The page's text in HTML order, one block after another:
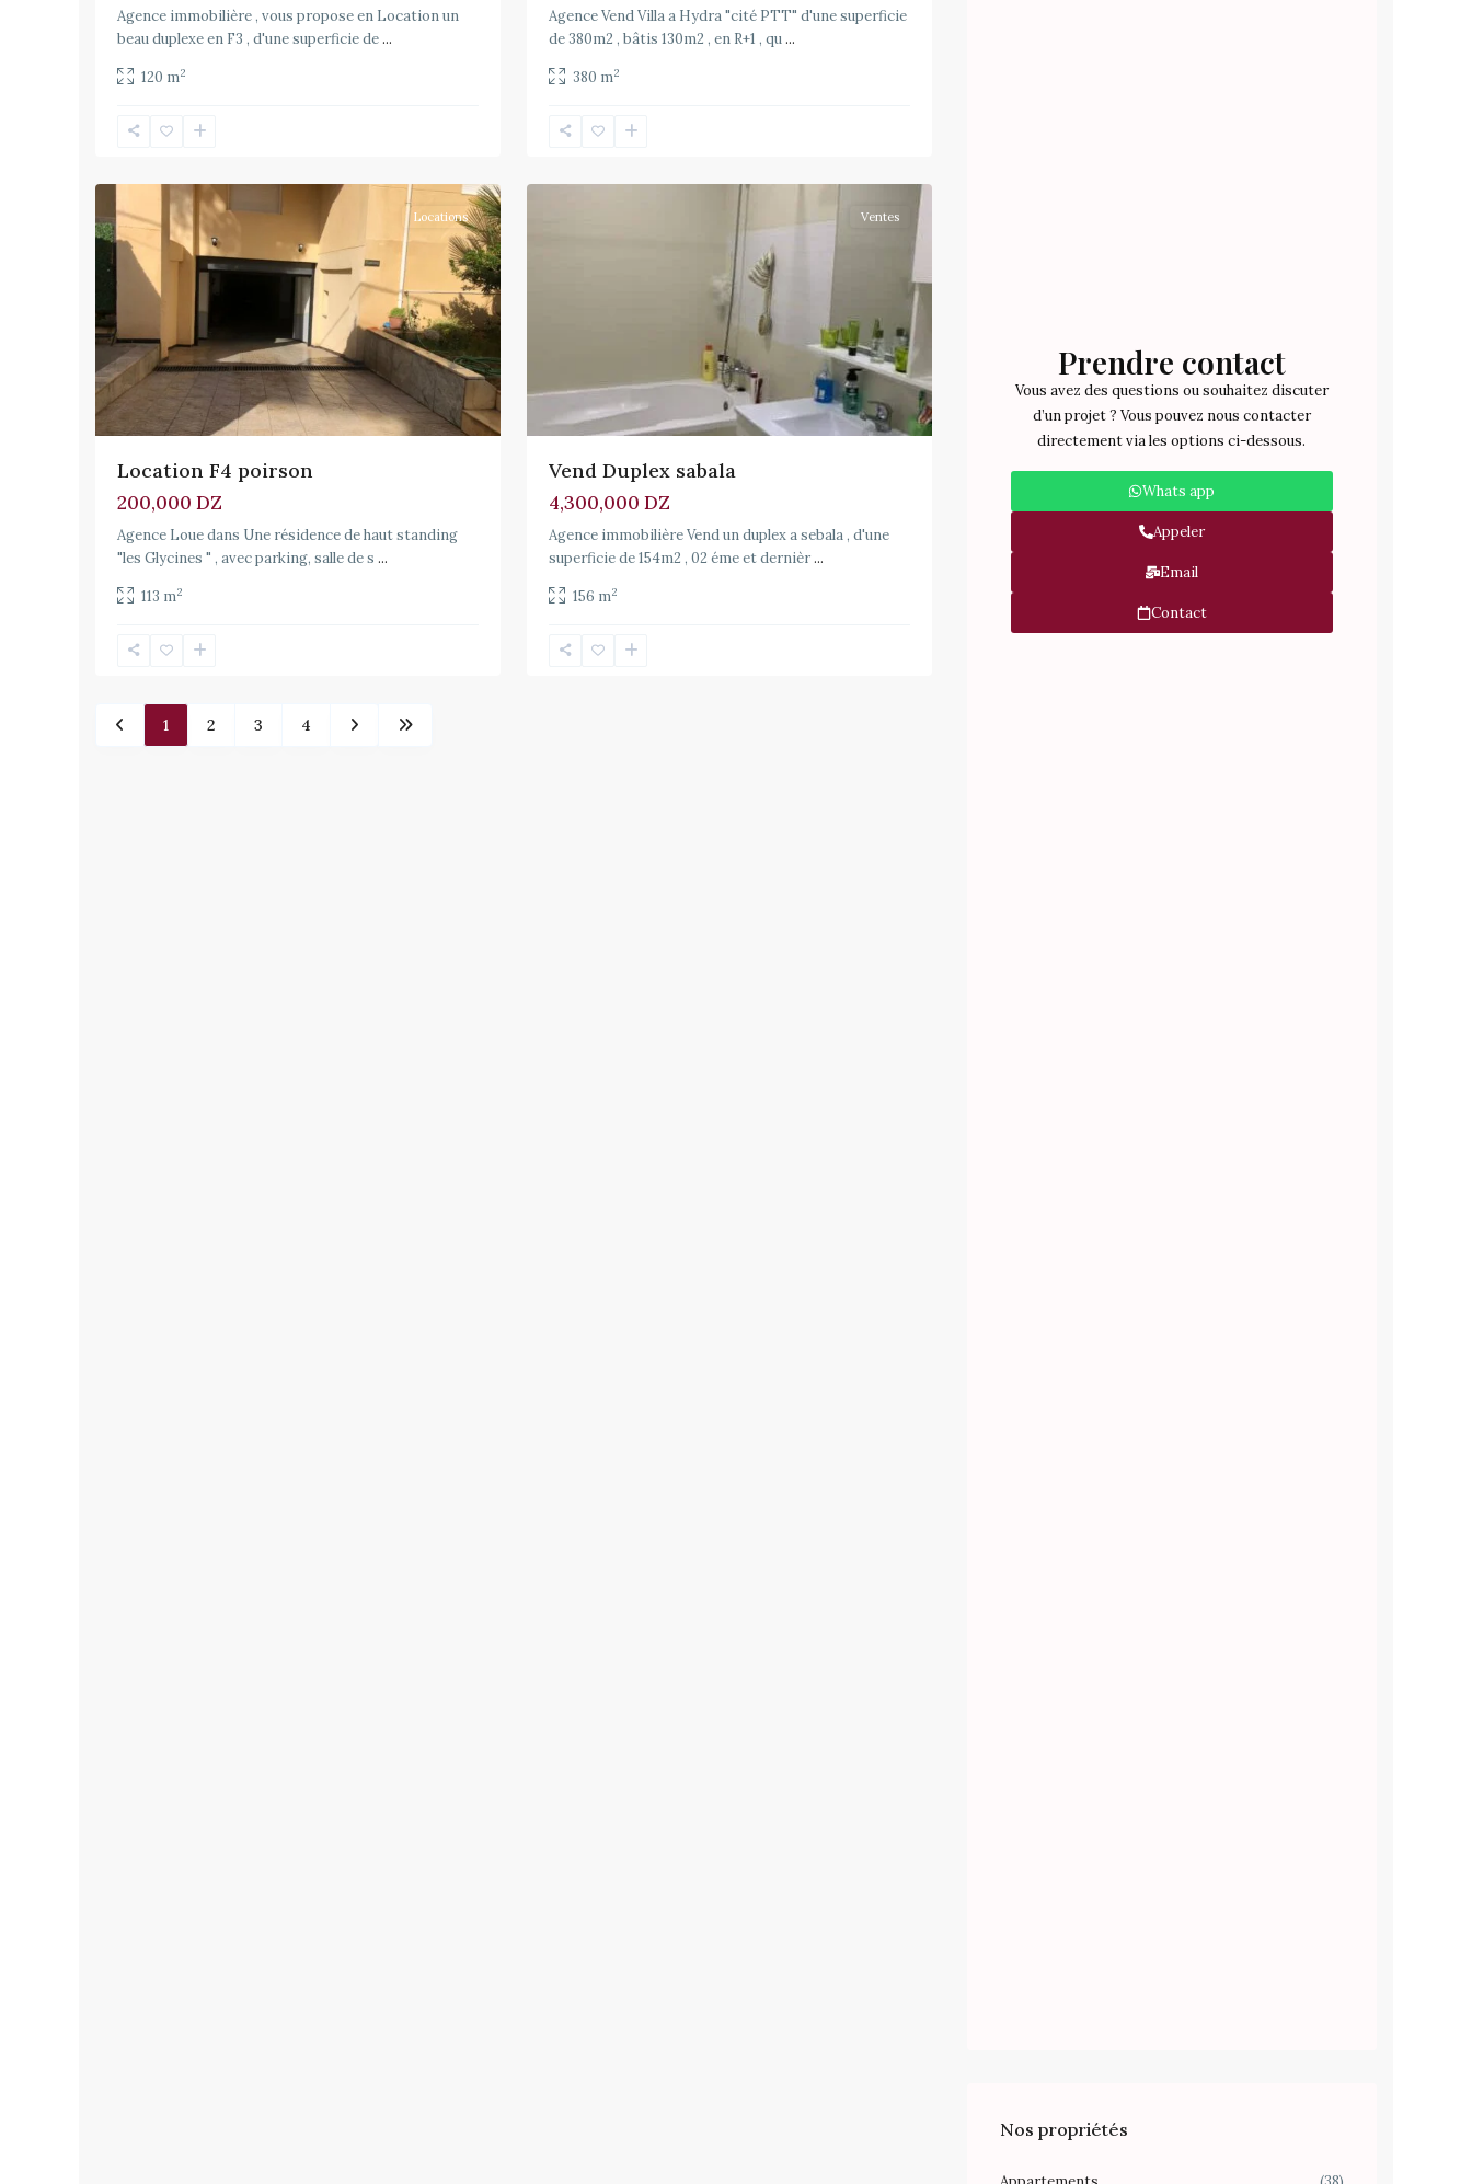
Agence immobilière , vous propose en Location un
beau duplexe en F3 , d'une superficie de...
120 m2
Agence Vend Villa a Hydra "cité PTT" d'une superficie
de 380m2 , bâtis 130m2 , en R+1 , qu...
380 m2
El
Locations
Location F4 poirson
200,000 DZ
Agence Loue dans Une résidence de haut standing
"les Glycines " , avec parking, salle de s ...
113 m2
Draria,
Ventes
Vend Duplex sabala
4,300,000 DZ
Agence immobilière Vend un duplex a sebala , d'une
superficie de 154m2 , 02 éme et dernièr...
156 m2
1 2 3 4
Prendre contact
Vous avez des questions ou souhaitez discuter
d’un projet ? Vous pouvez nous contacter
directement via les options ci-dessous.
Whats app
Appeler
Email
Contact
Nos propriétés